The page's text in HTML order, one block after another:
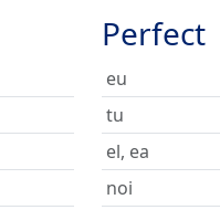
Perfect
eu
tu
el, ea
noi